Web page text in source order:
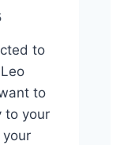
to
to
to your
your